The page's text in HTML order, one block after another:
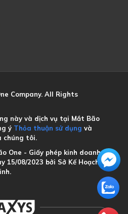
Company. All Rights
này và dịch vụ tại Mắt Bão
ý Thỏa thuận sử dụng và
chúng tôi.
One - Giấy phép kinh doanh
15/08/2023 bởi Sở Kế Hoạch